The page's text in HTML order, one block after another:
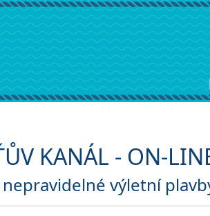
KANÁL - ON-
výletní